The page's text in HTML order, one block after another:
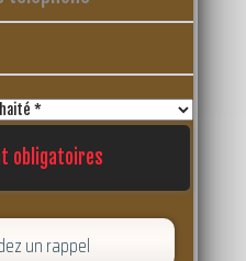
obligatoires
un rappel